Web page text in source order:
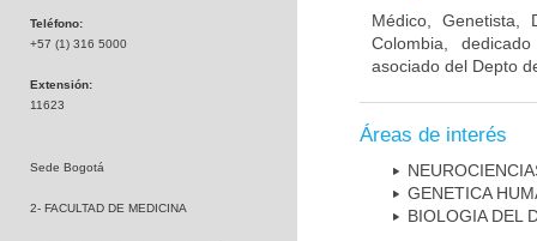
Teléfono:
+57 (1) 316 5000
Extensión:
11623
Sede Bogotá
2- FACULTAD DE MEDICINA
Médico, Genetista,
Colombia,
asociado del Depto
Áreas de interés
GENETICA
BIOLOGIA DEL